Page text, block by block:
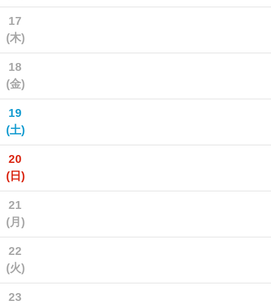
17
(木)
18
(金)
19
(土)
20
(日)
21
(月)
22
(火)
23